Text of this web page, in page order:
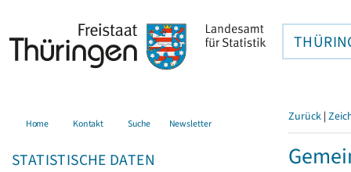
Home Kontakt Suche Newsletter
STATISTISCHE DATEN
Zurück |